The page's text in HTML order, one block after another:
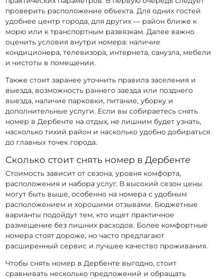
проверить расположение объекта. Для одних гостей
удобнее центр города, для других — район ближе к
морю или к транспортным развязкам. Далее важно
оценить условия внутри номера: наличие
кондиционера, телевизора, интернета, санузла, мебели
и чистоты в помещении.
Также стоит заранее уточнить правила заселения и
выезда, возможность раннего заезда или позднего
выезда, наличие парковки, питание, уборку и
дополнительные услуги. Если вы собираетесь снять
номер в Дербенте на отдых, не лишним будет узнать,
насколько тихий район и насколько удобно добираться
до главных точек города.
Сколько стоит снять номер в Дербенте
Стоимость зависит от сезона, уровня комфорта,
расположения и набора услуг. В высокий сезон цены
могут быть выше, особенно на номера с удобным
расположением и хорошими отзывами. Бюджетные
варианты подойдут тем, кто ищет практичное
размещение без лишних расходов. Более комфортные
номера стоят дороже, но часто предлагают
расширенный сервис и лучшее качество проживания.
Чтобы снять номер в Дербенте выгодно, стоит
сравнивать несколько предложений и обращать